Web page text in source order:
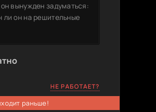
вынужден задуматься:
ли он на решительные
НЕ РАБОТАЕТ?
раньше!